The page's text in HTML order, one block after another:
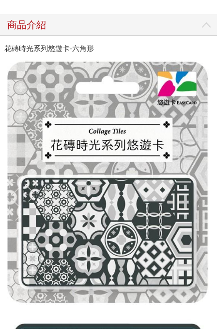
商品介紹
花磚時光系列悠遊卡-六角形